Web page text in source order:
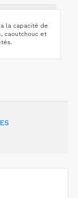
la capacité de
caoutchouc et